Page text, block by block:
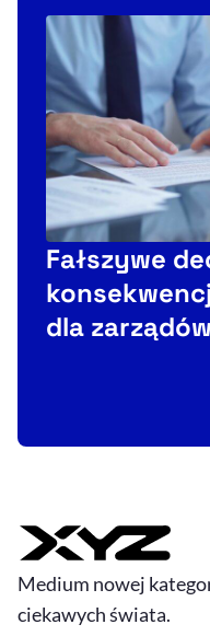
Fałszywe
dla
Medium nowej
ciekawych świata.